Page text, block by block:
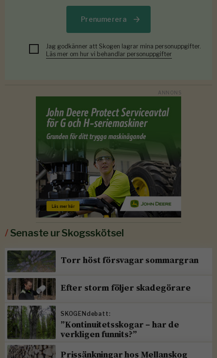
Prenumerera
Jag godkänner att Skogen lagrar mina personuppgifter.
Läs mer om hur vi behandlar personuppgifter
/Senaste ur Skogsskötsel
Torr höst försvagar sommargran
Efter storm följer skadegörare
SKOGENdebatt:
”Kontinuitetsskogar – har de
verkligen funnits?”
Prissänkningar hos Mellanskog